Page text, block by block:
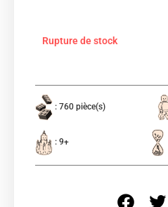
Rupture de stock
: 760 pièce(s)
: 9+